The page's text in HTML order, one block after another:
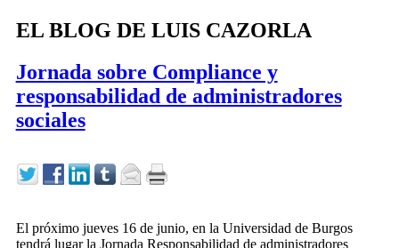
EL BLOG DE LUIS CAZORLA
Jornada sobre Compliance y
responsabilidad de administradores
sociales
El próximo jueves 16 de junio, en la Universidad de Burgos
tendrá lugar la Jornada Responsabilidad de administradores